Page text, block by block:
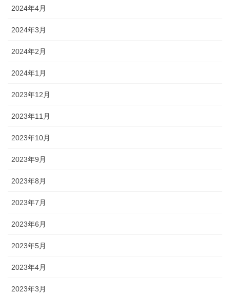
2024年4月
2024年3月
2024年2月
2024年1月
2023年12月
2023年11月
2023年10月
2023年9月
2023年8月
2023年7月
2023年6月
2023年5月
2023年4月
2023年3月